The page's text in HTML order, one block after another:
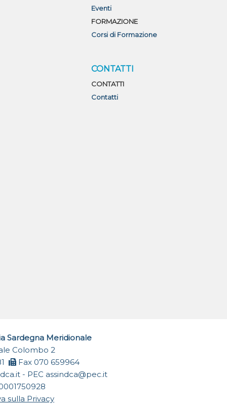
Eventi
FORMAZIONE
Corsi di Formazione
CONTATTI
CONTATTI
Contatti
Sardegna Meridionale
Colombo 2
Fax 070 659964
- PEC assindca@pec.it
sulla Privacy